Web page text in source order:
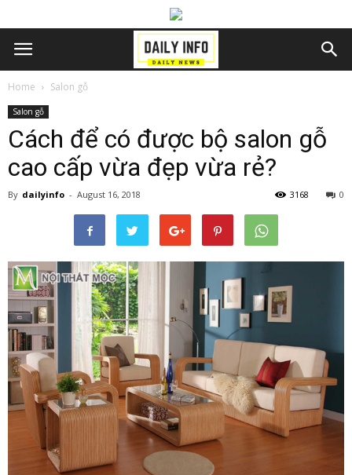
Home Salon gỗ
Salon gỗ
Cách để có được bộ salon gỗ
cao cấp vừa đẹp vừa rẻ?
By dailyinfo - August 16, 2018 0
3168